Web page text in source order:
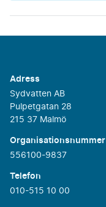
Adress
Sydvatten AB
Pulpetgatan 28
215 37 Malmö
Organisationsnummer
556100-9837
Telefon
010-515 10 00